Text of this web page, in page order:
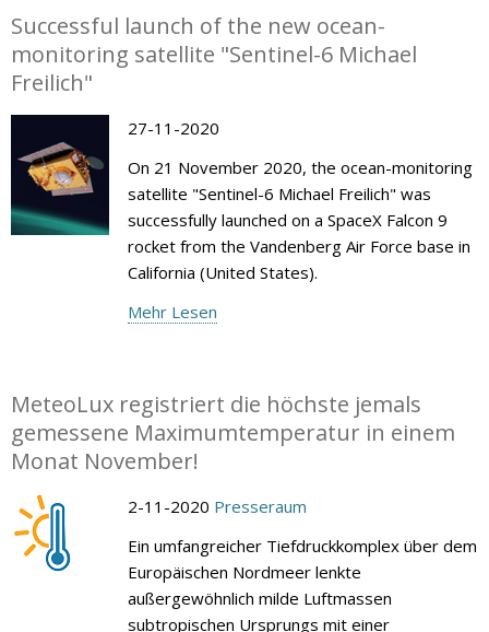
Successful launch of the new ocean-
monitoring satellite "Sentinel-6 Michael
Freilich"
27-11-2020
On 21 November 2020, the ocean-monitoring
satellite "Sentinel-6 Michael Freilich" was
successfully launched on a SpaceX Falcon 9
rocket from the Vandenberg Air Force base in
California (United States).
Mehr Lesen
MeteoLux registriert die höchste jemals
gemessene Maximumtemperatur in einem
Monat November!
2-11-2020 Presseraum
Ein umfangreicher Tiefdruckkomplex über dem
Europäischen Nordmeer lenkte
außergewöhnlich milde Luftmassen
subtropischen Ursprungs mit einer